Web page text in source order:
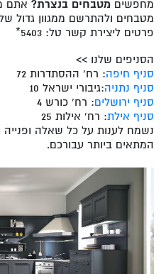
מחפשים מטבחים בנצרת?
מטבחים ולהתרשם ממגוון גדול
פרטים ליצירת קשר טל: 5403*
הסניפים שלנו >>
סניף חיפה: רח' ההסתדרות 72
סניף נתניה:גיבורי ישראל 10
סניף ירושלים: רח' כורש 4
סניף אילת: רח' אילות 25
נשמח לענות על כל שאלה
המתאים ביותר עבורכם.